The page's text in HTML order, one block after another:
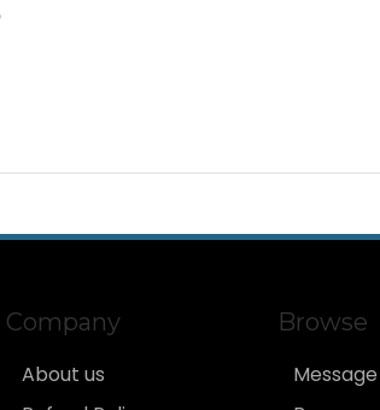
Company
About us
Browse